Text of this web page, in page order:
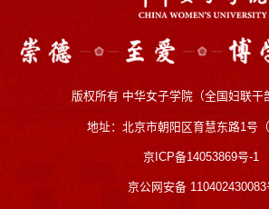
版权所有 中华女子学院（全国妇联干
地址：北京市朝阳区育慧东路1号（
京ICP备14053869号-1
京公网安备 110402430083